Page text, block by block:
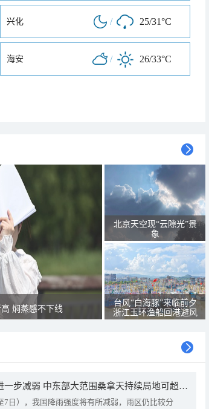
兴化 / 25/31°C
海安 / 26/33°C
焖蒸感不下线
北京天空现“云隙光”景
象
台风“白海豚”来临前夕
浙江玉环渔船回港避风
我国降雨强度进一步减弱 中东部大范围桑拿天持续局地可超38℃
7日），我国降雨强度将有所减弱，雨区仍比较分